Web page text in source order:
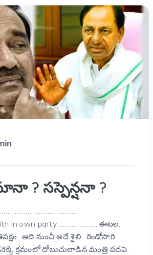
? సస్పెన్షనా ?
in own party ………………….ఈటల..
ఆది నుంచీ అదే శైలి.. రెండోసారి
క్రమంలో దోబుచులాడిన మంత్రి పదవి..